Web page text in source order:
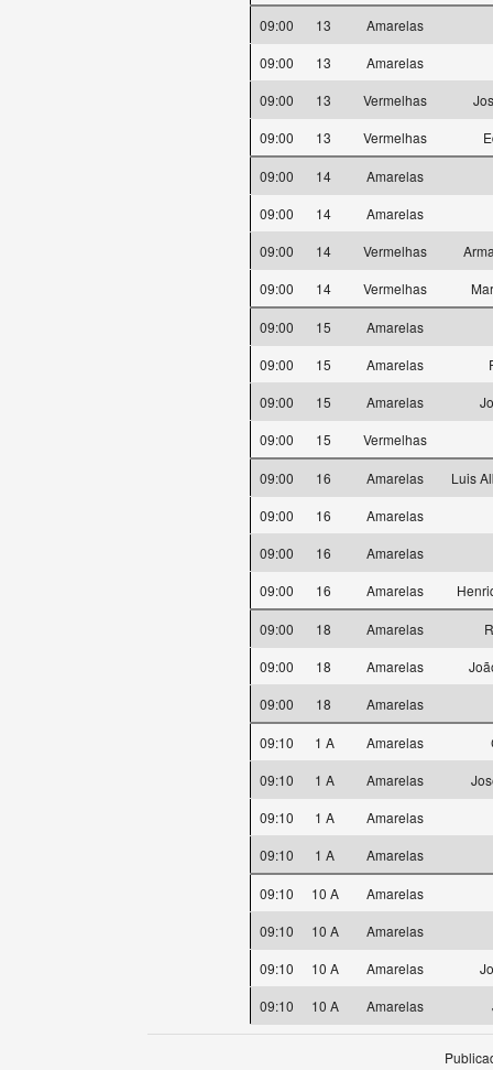
09:00 13 Amarelas
09:00
13
Amarelas
09:00
13 Vermelhas
09:00
13 Vermelhas
09:00 14
Amarelas
09:00
14
Amarelas
09:00
14 Vermelhas
09:00
14 Vermelhas
09:00 15
Amarelas
09:00
15 Amarelas
09:00
15 Amarelas
09:00
15 Vermelhas
09:00 16 Amarelas
Luis
09:00
16
Amarelas
09:00
16
Amarelas
09:00
16 Amarelas
09:00 18 Amarelas
09:00
18 Amarelas
09:00
18 Amarelas
09:10 1 A Amarelas
09:10
1 A Amarelas
09:10
1 A
Amarelas
09:10
1 A Amarelas
09:10 10 A
Amarelas
09:10
10 A
Amarelas
09:10
10 A Amarelas
09:10
10 A Amarelas